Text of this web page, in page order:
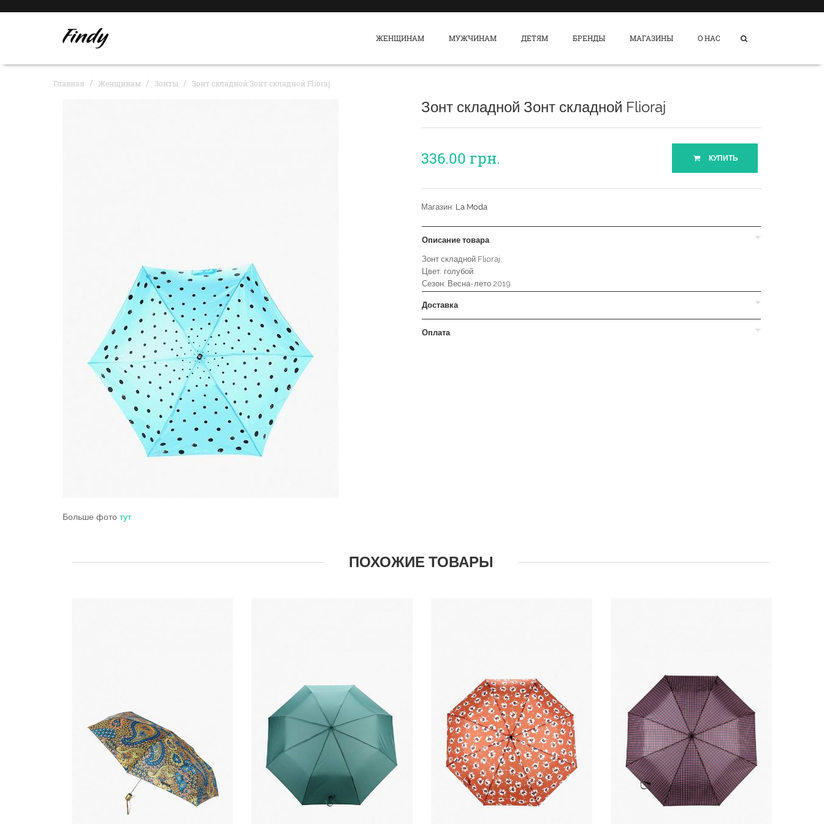
ЖЕНЩИНАМ МУЖЧИНАМ ДЕТЯМ БРЕНДЫ МАГАЗИНЫ О НАС
Главная Женщинам Зонты Зонт складной Зонт складной Flioraj
Больше фото тут
Зонт складной Зонт складной Flioraj
336.00 грн. КУПИТЬ
Магазин: La Moda
Описание товара
Зонт складной Flioraj.
Цвет: голубой.
Сезон: Весна-лето 2019.
Доставка
Оплата
ПОХОЖИЕ ТОВАРЫ